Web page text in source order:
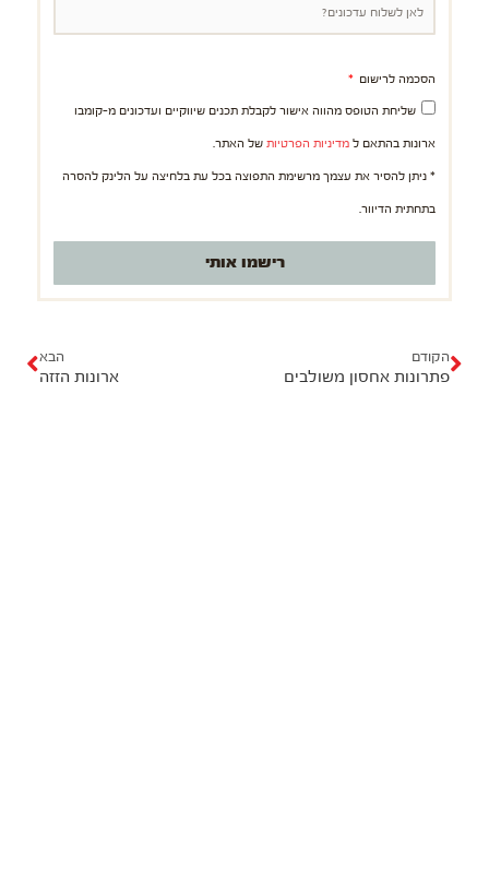
הסכמה לרישום
שליחת הטופס מהווה אישור לקבלת תכנים שיווקיים ועדכונים מ-קומבו
ארונות בהתאם ל מדיניות הפרטיות של האתר.
* ניתן להסיר את עצמך מרשימת התפוצה בכל עת בלחיצה על הלינק להסרה
בתחתית הדיוור.
רישמו אותי
ו
הקודם
פתרונות אחסון משולבים
הבא
ארונות הזזה
ב